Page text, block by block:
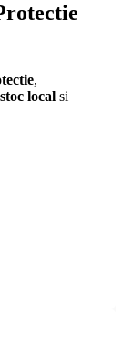
,
stoc local si